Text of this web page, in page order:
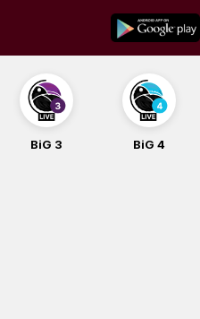
content
BiG 3 BiG 4